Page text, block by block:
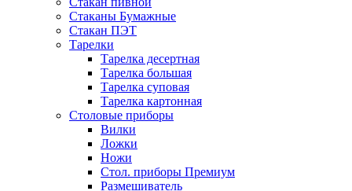
Стаканы Бумажные
Стакан ПЭТ
Тарелки
Тарелка десертная
Тарелка большая
Тарелка суповая
Тарелка картонная
Столовые приборы
Вилки
Ложки
Ножи
Стол. приборы Премиум
Размешиватель